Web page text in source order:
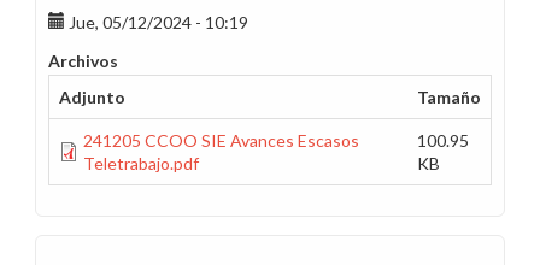
Jue, 05/12/2024 - 10:19
Archivos
Adjunto
Tamaño
241205 CCOO SIE Avances Escasos
Teletrabajo.pdf
100.95
KB